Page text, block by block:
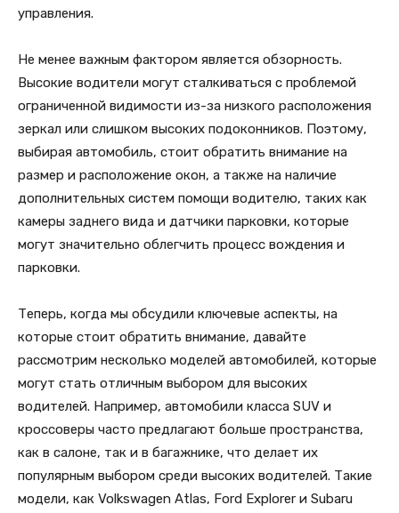
управления.
Не менее важным фактором является обзорность.
Высокие водители могут сталкиваться с проблемой
ограниченной видимости из-за низкого расположения
зеркал или слишком высоких подоконников. Поэтому,
выбирая автомобиль, стоит обратить внимание на
размер и расположение окон, а также на наличие
дополнительных систем помощи водителю, таких как
камеры заднего вида и датчики парковки, которые
могут значительно облегчить процесс вождения и
парковки.
Теперь, когда мы обсудили ключевые аспекты, на
которые стоит обратить внимание, давайте
рассмотрим несколько моделей автомобилей, которые
могут стать отличным выбором для высоких
водителей. Например, автомобили класса SUV и
кроссоверы часто предлагают больше пространства,
как в салоне, так и в багажнике, что делает их
популярным выбором среди высоких водителей. Такие
модели, как Volkswagen Atlas, Ford Explorer и Subaru